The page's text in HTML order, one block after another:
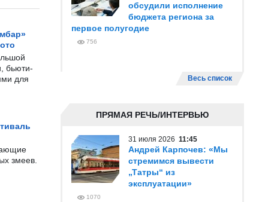
бьюти-
для
змеев.
обсудили исполнение
бюджета региона за
первое полугодие
756
Весь список
ПРЯМАЯ РЕЧЬ/ИНТЕРВЬЮ
31 июля 2026 11:45
Андрей Карпочев: «Мы
стремимся вывести
„Татры“ из
эксплуатации»
1070